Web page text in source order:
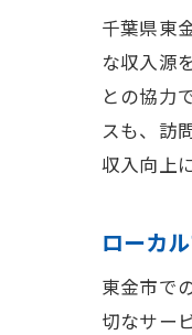
千葉県東
な収入源
との協力
スも、訪
収入向上
ローカ
東金市で
切なサー